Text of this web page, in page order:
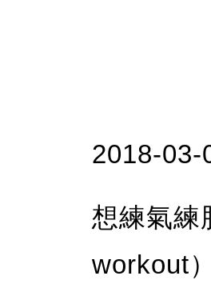
2018-03-
想練氣練
workout